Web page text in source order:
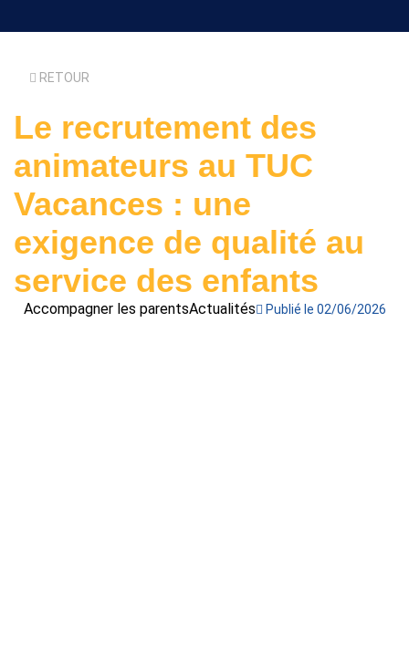
RETOUR
Le recrutement des
animateurs au TUC
Vacances : une
exigence de qualité au
service des enfants
Accompagner les parentsActualités Publié le 02/06/2026